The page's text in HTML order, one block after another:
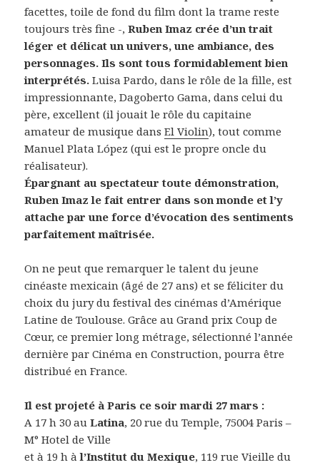
facettes, toile de fond du film dont la trame reste
toujours très fine -,Ruben Imaz crée d’un trait
léger et délicat un univers, une ambiance, des
personnages. Ils sont tous formidablement bien
interprétés. Luisa Pardo, dans le rôle de la fille, est
impressionnante, Dagoberto Gama, dans celui du
père, excellent (il jouait le rôle du capitaine
amateur de musique dansEl Violin), tout comme
Manuel Plata López (qui est le propre oncle du
réalisateur).
Épargnant au spectateur toute démonstration,
Ruben Imaz le fait entrer dans son monde et l’y
attache par une force d’évocation des sentiments
parfaitement maîtrisée.
On ne peut que remarquer le talent du jeune
cinéaste mexicain (âgé de 27 ans) et se féliciter du
choix du jury du festival des cinémas d’Amérique
Latine de Toulouse. Grâce au Grand prix Coup de
Cœur, ce premier long métrage, sélectionné l’année
dernière par Cinéma en Construction, pourra être
distribué en France.
Il est projeté à Paris ce soir mardi 27 mars :
A 17 h 30 auLatina, 20 rue du Temple, 75004 Paris –
M° Hotel de Ville
et à 19 h àl’Institut du Mexique, 119 rue Vieille du